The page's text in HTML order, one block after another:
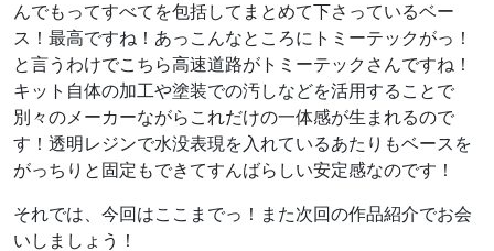
んでもってすべてを包括してまとめて下さっているベー
ス！最高ですね！あっこんなところにトミーテックがっ！
と言うわけでこちら高速道路がトミーテックさんですね！
キット自体の加工や塗装での汚しなどを活用することで
別々のメーカーながらこれだけの一体感が生まれるので
す！透明レジンで水没表現を入れているあたりもベースを
がっちりと固定もできてすんばらしい安定感なのです！
それでは、今回はここまでっ！また次回の作品紹介でお会
いしましょう！